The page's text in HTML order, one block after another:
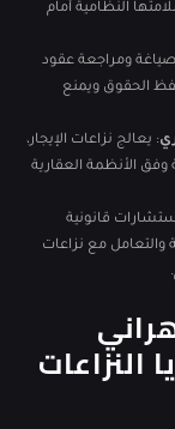
النظامية أمام
ومراجعة عقود
الحقوق ويمنع
: يعالج نزاعات الإيجار،
وفق الأنظمة العقارية
قانونية
والتعامل مع نزاعات
النزاعات